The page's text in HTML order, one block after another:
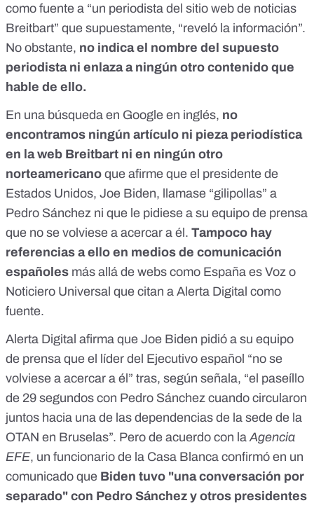
como fuente a “un periodista del sitio web de noticias
Breitbart” que supuestamente, “reveló la información”.
No obstante, no indica el nombre del supuesto
periodista ni enlaza a ningún otro contenido que
hable de ello.
En una búsqueda en Google en inglés, no
encontramos ningún artículo ni pieza periodística
en la web Breitbart ni en ningún otro
norteamericano que afirme que el presidente de
Estados Unidos, Joe Biden, llamase “gilipollas” a
Pedro Sánchez ni que le pidiese a su equipo de prensa
que no se volviese a acercar a él. Tampoco hay
referencias a ello en medios de comunicación
españoles más allá de webs como España es Voz o
Noticiero Universal que citan a Alerta Digital como
fuente.
Alerta Digital afirma que Joe Biden pidió a su equipo
de prensa que el líder del Ejecutivo español “no se
volviese a acercar a él” tras, según señala, “el paseíllo
de 29 segundos con Pedro Sánchez cuando circularon
juntos hacia una de las dependencias de la sede de la
OTAN en Bruselas”. Pero de acuerdo con la Agencia
EFE, un funcionario de la Casa Blanca confirmó en un
comunicado que Biden tuvo "una conversación por
separado" con Pedro Sánchez y otros presidentes